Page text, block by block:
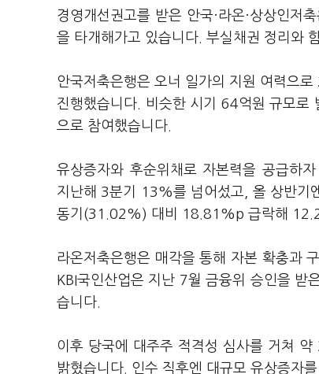
경영개선권고를 받은 안국·라온·상상인저
을 타개해가고 있습니다. 부실채권 정리와
안국저축은행은 오너 일가의 지원 여력으
진행했습니다. 비슷한 시기 64억원 규모로
으로 참여했습니다.
유상증자와 후순위채로 자본력을 공급하
지난해 3분기 13%를 넘어섰고, 올 상반기
동기(31.02%) 대비 18.81%p 급락해
라온저축은행은 매각을 통해 자본 확충과
KBI국인산업은 지난 7월 금융위 승인을
습니다.
이후 당국에 대주주 적격성 심사를 거쳐
밝혔습니다. 인수 직후엔 대규모 유상증자